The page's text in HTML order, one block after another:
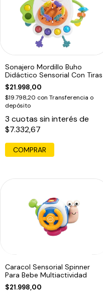
Sonajero Mordillo Buho
Didáctico Sensorial Con Tiras
$21.998,00
$19.798,20 con Transferencia o
depósito
3 cuotas sin interés de
$7.332,67
COMPRAR
Caracol Sensorial Spinner
Para Bebe Multiactividad
$21.998,00